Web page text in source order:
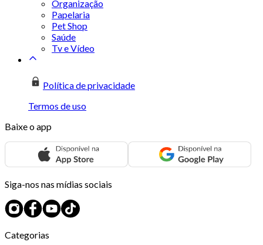
Organização
Papelaria
Pet Shop
Saúde
Tv e Vídeo
Política de privacidade
Termos de uso
Baixe o app
Siga-nos nas mídias sociais
Categorias